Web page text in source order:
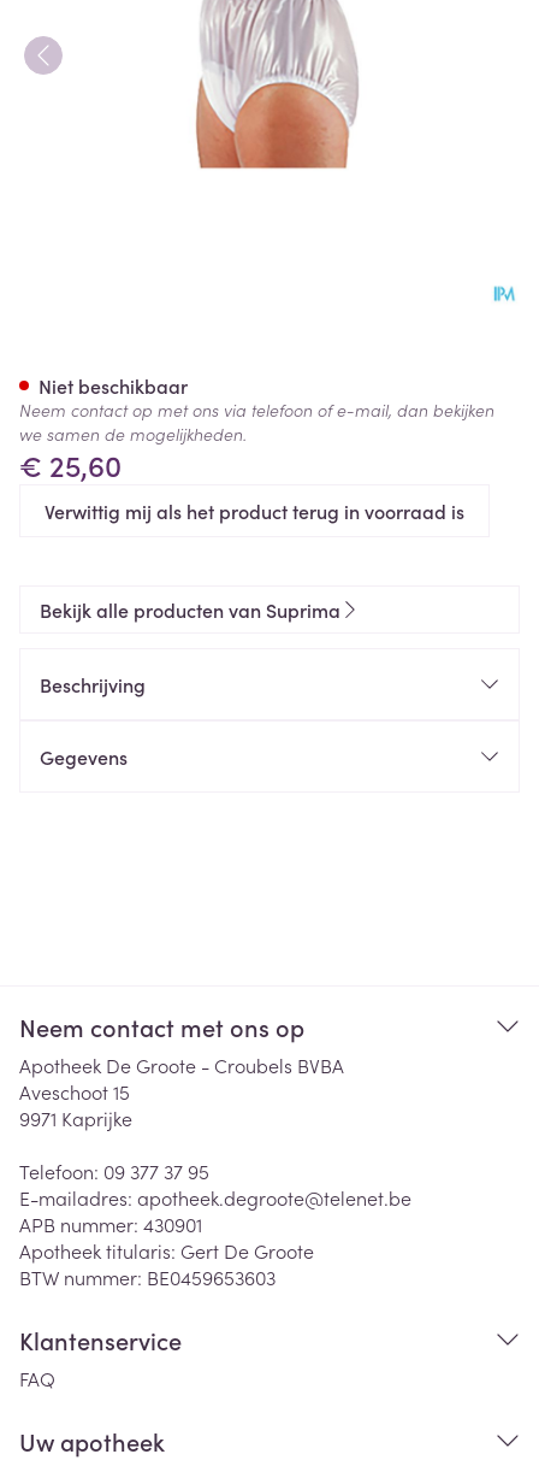
€ 25,60
Verwittig mij als het product terug in voorraad is
Niet beschikbaar
Neem contact op met ons via telefoon of e-mail, dan bekijken
we samen de mogelijkheden.
Bekijk alle producten van Suprima
Beschrijving
Gegevens
Neem contact met ons op
Apotheek De Groote - Croubels BVBA
Aveschoot 15
9971 Kaprijke
Telefoon: 09 377 37 95
E-mailadres: apotheek.degroote@telenet.be
APB nummer: 430901
Apotheek titularis: Gert De Groote
BTW nummer: BE0459653603
Klantenservice
FAQ
Uw apotheek